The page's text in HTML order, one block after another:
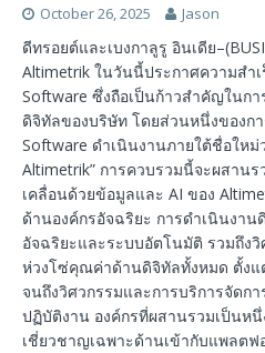
October 26, 2025 Jason
ดีทรอยต์และเบงกาลูรู อินเดีย
Altimetrik ในวันนี้ประกาศความสำ
Software ซึ่งถือเป็นก้าวสำคัญในก
ดิจิทัลของบริษัท โดยส่วนหนึ่งของก
Software ดำเนินงานภายใต้ชื่อใหม่
Altimetrik” การควบรวมนี้จะผสาน
เคลื่อนด้วยข้อมูลและ AI ของ
ด้านองค์กรอัจฉริยะ การดำเนินงา
อัจฉริยะและระบบอัตโนมัติ รวมถึง
ห่วงโซ่คุณค่าด้านดิจิทัลทั้งหมด ตั้งแ
จนถึงวิศวกรรมและการบริการจัดก
ปฏิบัติงาน องค์กรที่ผสานรวมเป็นห
เชี่ยวชาญเฉพาะด้านเข้ากับแพลต